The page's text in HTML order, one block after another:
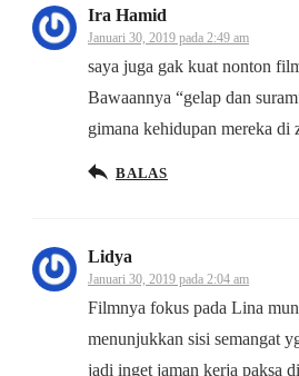
Ira Hamid
Januari 30, 2019 pada 2:49 am
saya juga gak kuat nonton
Bawaannya “gelap dan
gimana kehidupan mereka di
BALAS
Lidya
Januari 30, 2019 pada 2:04 am
Filmnya fokus pada Lina
menunjukkan sisi semangat
jadi inget jaman kerja paksa